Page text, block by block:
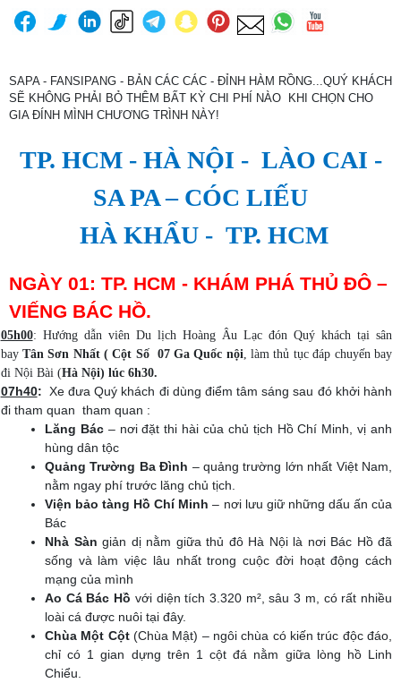
SAPA - FANSIPANG - BẢN CÁC CÁC - ĐỈNH HÀM RỒNG...QUÝ KHÁCH
SẼ KHÔNG PHẢI BỎ THÊM BẤT KỲ CHI PHÍ NÀO KHI CHỌN CHO
GIA ĐÍNH MÌNH CHƯƠNG TRÌNH NÀY!
TP. HCM - HÀ NỘI - LÀO CAI -
SA PA – CÓC LIẾU
HÀ KHẨU - TP. HCM
NGÀY 01: TP. HCM - KHÁM PHÁ THỦ ĐÔ –
VIẾNG BÁC HỒ.
05h00: Hướng dẫn viên Du lịch Hoàng Âu Lạc đón Quý khách tại sân
bay Tân Sơn Nhất ( Cột Số 07 Ga Quốc nội , làm thủ tục đáp chuyến bay
đi Nội Bài (Hà Nội) lúc 6h30.
07h40: Xe đưa Quý khách đi dùng điểm tâm sáng sau đó khởi hành
đi tham quan tham quan :
Lăng Bác– nơi đặt thi hài của chủ tịch Hồ Chí Minh, vị anh
hùng dân tộc
Quảng Trường Ba Đình – quảng trường lớn nhất Việt Nam,
nằm ngay phí trước lăng chủ tịch.
Viện bảo tàng Hồ Chí Minh – nơi lưu giữ những dấu ấn của
Bác
Nhà Sàn giản dị nằm giữa thủ đô Hà Nội là nơi Bác Hồ đã
sống và làm việc lâu nhất trong cuộc đời hoạt động cách
mạng của mình
Ao Cá Bác Hồ với diện tích 3.320 m², sâu 3 m, có rất nhiều
loài cá được nuôi tại đây.
Chùa Một Cột(Chùa Mật) – ngôi chùa có kiến trúc độc đáo,
chỉ có 1 gian dựng trên 1 cột đá nằm giữa lòng hồ Linh
Chiểu.